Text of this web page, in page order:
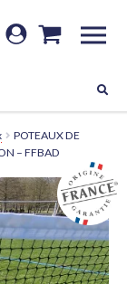
POTEAUX DE
– FFBAD